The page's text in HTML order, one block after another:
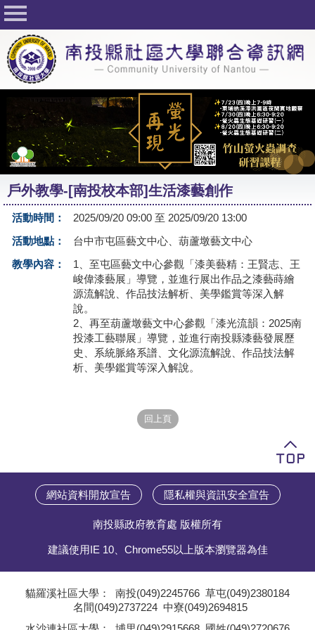
回首頁
關於社大
公佈欄
行事曆
最新活動
活動花絮
課程一覽表
志工與社團
戶外教學-[南投校本部]生活漆藝創作
活動時間：
2025/09/20 09:00 至 2025/09/20 13:00
活動地點：
台中市屯區藝文中心、葫蘆墩藝文中心
教學內容：
1、至屯區藝文中心參觀「漆美藝精：王賢志、王
峻偉漆藝展」導覽，並進行展出作品之漆藝蒔繪
源流解說、作品技法解析、美學鑑賞等深入解
說。
2、再至葫蘆墩藝文中心參觀「漆光流韻：2025南
投漆工藝聯展」導覽，並進行南投縣漆藝發展歷
史、系統脈絡系譜、文化源流解說、作品技法解
析、美學鑑賞等深入解說。
網站資料開放宣告 隱私權與資訊安全宣告
南投縣政府教育處 版權所有
建議使用IE 10、Chrome55以上版本瀏覽器為佳
貓羅溪社區大學： 南投(049)2245766 草屯(049)2380184
名間(049)2737224 中寮(049)2694815